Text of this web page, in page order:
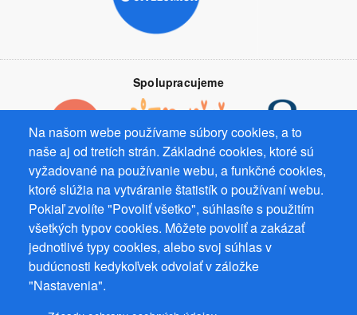
Na našom webe používame súbory cookies, a to
naše aj od tretích strán. Základné cookies, ktoré sú
vyžadované na používanie webu, a funkčné cookies,
ktoré slúžia na vytváranie štatistík o používaní webu.
Pokiaľ zvolíte "Povoliť všetko", súhlasíte s použitím
všetkých typov cookies. Môžete povoliť a zakázať
jednotlivé typy cookies, alebo svoj súhlas v
budúcnosti kedykoľvek odvolať v záložke
"Nastavenia".
Spolupracujeme
Prevádzkovateľ: Mgr. Bc. Žaneta Radimecká, MBA, Ostrov 256, 561
22 Ostrov, IČ 08993033, DIČ CZ9161263958
© 2026PuzzleWebss.r.o.